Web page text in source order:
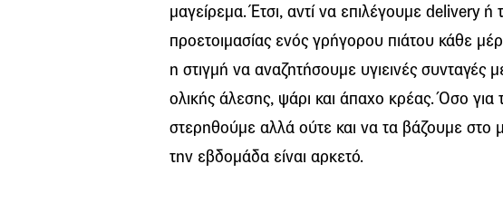
μαγείρεμα. Έτσι, αντί να επιλέγουμε delivery
προετοιμασίας ενός γρήγορου πιάτου κάθε
η στιγμή να αναζητήσουμε υγιεινές συνταγές
ολικής άλεσης, ψάρι και άπαχο κρέας. Όσο για
στερηθούμε αλλά ούτε και να τα βάζουμε στο
την εβδομάδα είναι αρκετό.